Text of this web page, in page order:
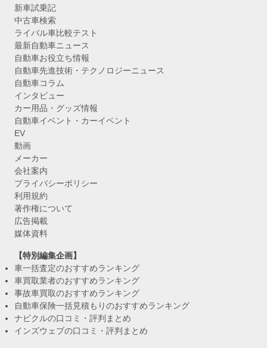
新車試乗記
中古車検索
ライバル車比較テスト
最新自動車ニュース
自動車お役立ち情報
自動車先進技術・テクノロジーニュース
自動車コラム
インタビュー
カー用品・グッズ情報
自動車イベント・カーイベント
EV
動画
メーカー
会社案内
プライバシーポリシー
利用規約
著作権について
広告掲載
媒体資料
【特別編集企画】
車一括査定のおすすめランキング
車買取業者のおすすめランキング
事故車買取のおすすめランキング
自動車保険一括見積もりのおすすめランキング
ナビクルの口コミ・評判まとめ
インズウェブの口コミ・評判まとめ